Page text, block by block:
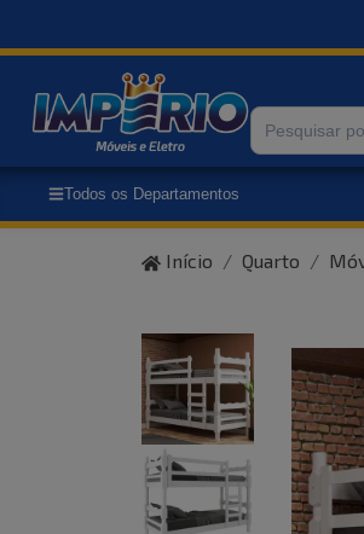
Todos os Departamentos
Início Quarto